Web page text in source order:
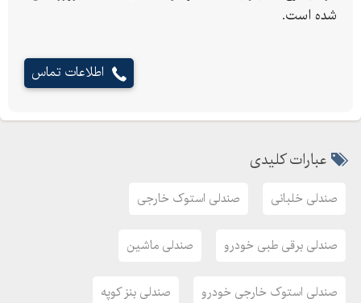
شده است.
اطلاعات تماس
عبارات کلیدی
صندلی خلبانی صندلی استوک خارجی
صندلی برقی طبی خودرو صندلی ماشین
صندلی استوک خارجی خودرو صندلی بنز کوپه